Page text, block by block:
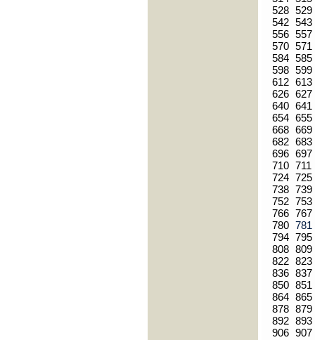
528 529
542 543
556 557
570 571
584 585
598 599
612 613
626 627
640 641
654 655
668 669
682 683
696 697
710 711
724 725
738 739
752 753
766 767
780
794 795
808 809
822 823
836 837
850 851
864 865
878 879
892 893
906 907